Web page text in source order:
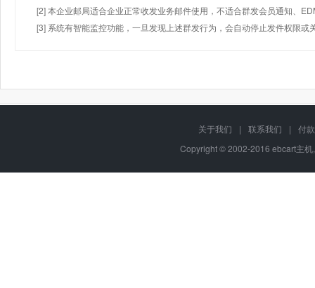
[2] 本企业邮局适合企业正常收发业务邮件使用，不适合群发会员通知、
[3] 系统有智能监控功能，一旦发现上述群发行为，会自动停止发件权限或
关于我们 | 联系我们 |
付
Copyright © 2002-2016 ebcart主